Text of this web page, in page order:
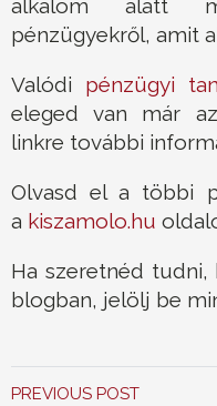
alkalom alatt
pénzügyekről, amit
Valódi pénzügyi
eleged van már
linkre további
Olvasd el a többi
a kiszamolo.hu
Ha szeretnéd
blogban, jelölj be
PREVIOUS POST